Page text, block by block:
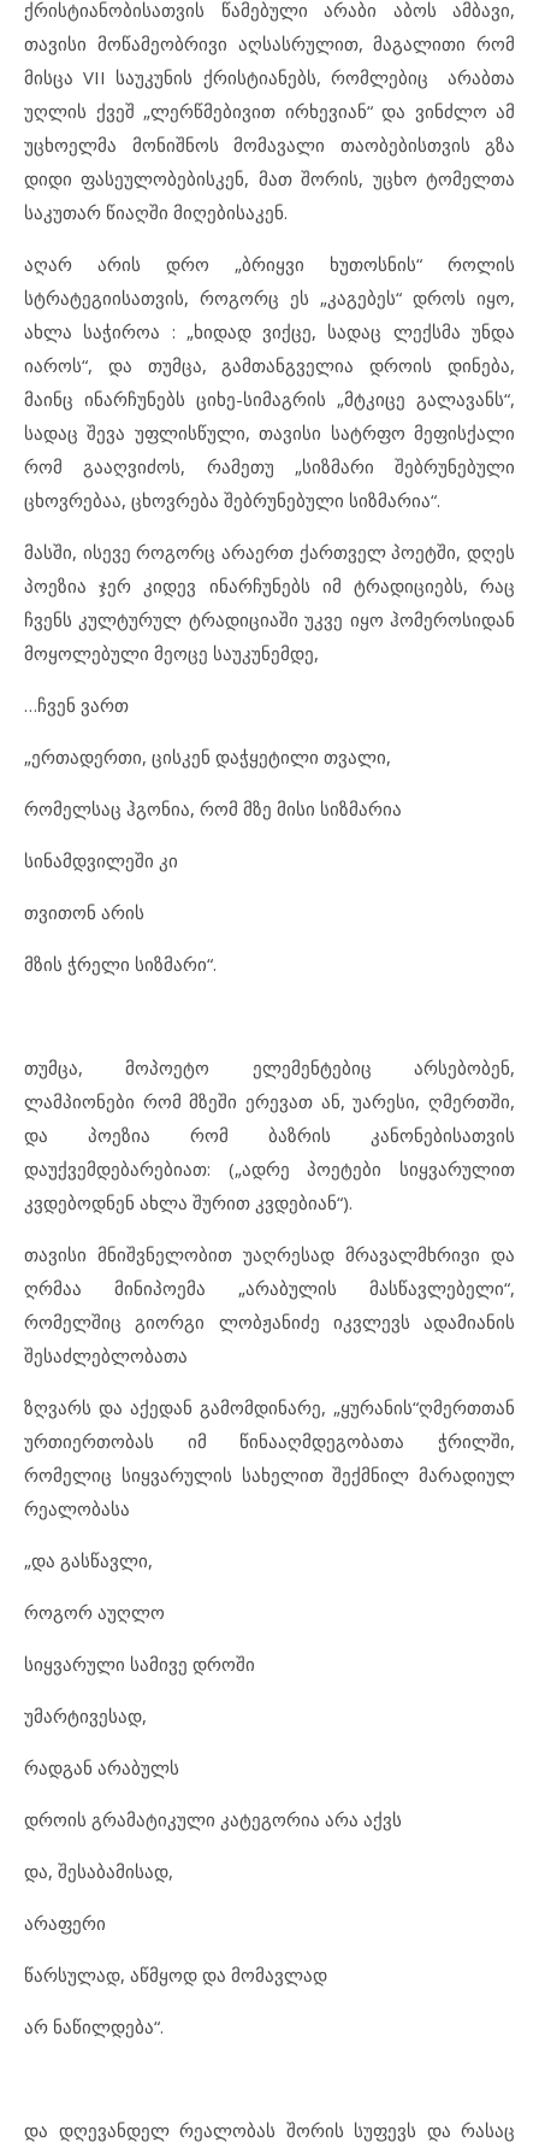
ქრისტიანობისათვის წამებული არაბი აბოს ამბავი,
თავისი მოწამეობრივი აღსასრულით, მაგალითი რომ
მისცა VII საუკუნის ქრისტიანებს, რომლებიც არაბთა
უღლის ქვეშ „ლერწმებივით ირხევიან“ და ვინძლო ამ
უცხოელმა მონიშნოს მომავალი თაობებისთვის გზა
დიდი ფასეულობებისკენ, მათ შორის, უცხო ტომელთა
საკუთარ წიაღში მიღებისაკენ.
აღარ არის დრო „ბრიყვი ხუთოსნის“ როლის
სტრატეგიისათვის, როგორც ეს „კაგებეს“ დროს იყო,
ახლა საჭიროა : „ხიდად ვიქცე, სადაც ლექსმა უნდა
იაროს“, და თუმცა, გამთანგველია დროის დინება,
მაინც ინარჩუნებს ციხე-სიმაგრის „მტკიცე გალავანს“,
სადაც შევა უფლისწული, თავისი სატრფო მეფისქალი
რომ გააღვიძოს, რამეთუ „სიზმარი შებრუნებული
ცხოვრებაა, ცხოვრება შებრუნებული სიზმარია“.
მასში, ისევე როგორც არაერთ ქართველ პოეტში, დღეს
პოეზია ჯერ კიდევ ინარჩუნებს იმ ტრადიციებს, რაც
ჩვენს კულტურულ ტრადიციაში უკვე იყო ჰომეროსიდან
მოყოლებული მეოცე საუკუნემდე,
…ჩვენ ვართ
„ერთადერთი, ცისკენ დაჭყეტილი თვალი,
რომელსაც ჰგონია, რომ მზე მისი სიზმარია
სინამდვილეში კი
თვითონ არის
მზის ჭრელი სიზმარი“.
თუმცა, მოპოეტო ელემენტებიც არსებობენ,
ლამპიონები რომ მზეში ერევათ ან, უარესი, ღმერთში,
და პოეზია რომ ბაზრის კანონებისათვის
დაუქვემდებარებიათ: („ადრე პოეტები სიყვარულით
კვდებოდნენ ახლა შურით კვდებიან“).
თავისი მნიშვნელობით უაღრესად მრავალმხრივი და
ღრმაა მინიპოემა „არაბულის მასწავლებელი“,
რომელშიც გიორგი ლობჟანიძე იკვლევს ადამიანის
შესაძლებლობათა
ზღვარს და აქედან გამომდინარე, „ყურანის“ღმერთთან
ურთიერთობას იმ წინააღმდეგობათა ჭრილში,
რომელიც სიყვარულის სახელით შექმნილ მარადიულ
რეალობასა
„და გასწავლი,
როგორ აუღლო
სიყვარული სამივე დროში
უმარტივესად,
რადგან არაბულს
დროის გრამატიკული კატეგორია არა აქვს
და, შესაბამისად,
არაფერი
წარსულად, აწმყოდ და მომავლად
არ ნაწილდება“.
და დღევანდელ რეალობას შორის სუფევს და რასაც